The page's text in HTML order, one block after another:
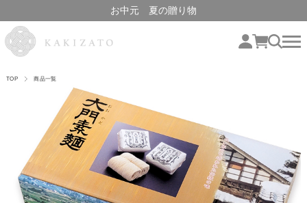
お中元 夏の贈り物
TOP 商品一覧